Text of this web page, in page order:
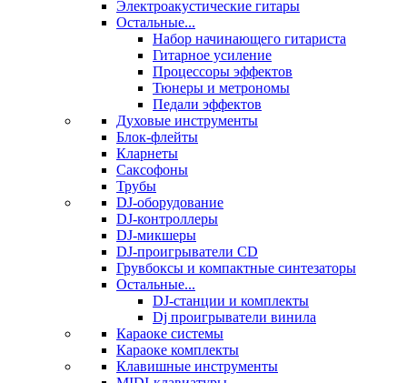
Электроакустические гитары
Остальные...
Набор начинающего гитариста
Гитарное усиление
Процессоры эффектов
Тюнеры и метрономы
Педали эффектов
Духовые инструменты
Блок-флейты
Кларнеты
Саксофоны
Трубы
DJ-оборудование
DJ-контроллеры
DJ-микшеры
DJ-проигрыватели CD
Грувбоксы и компактные синтезаторы
Остальные...
DJ-станции и комплекты
Dj проигрыватели винила
Караоке системы
Караоке комплекты
Клавишные инструменты